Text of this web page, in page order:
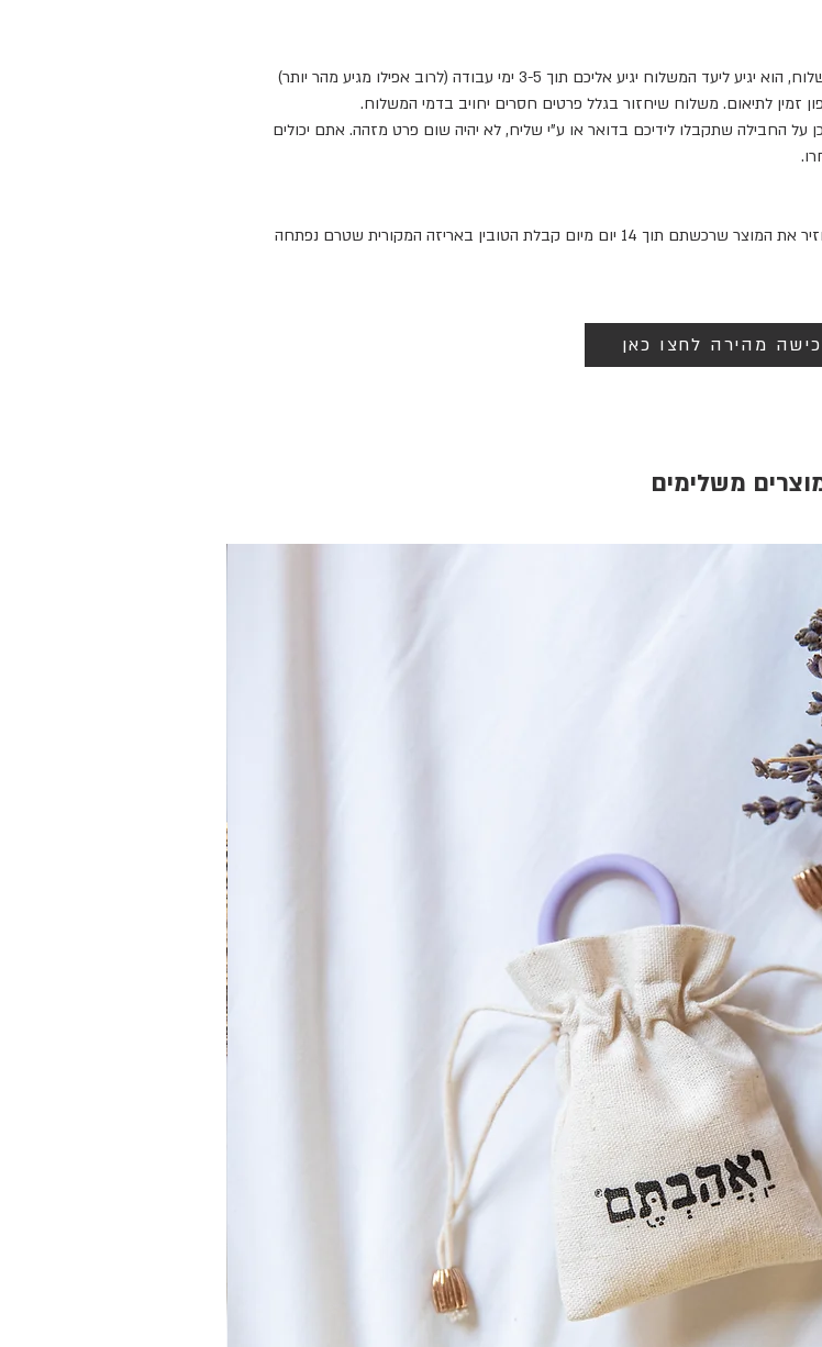
זמין לתיאום. משלוח שיחזור בגלל פרטים חסרים יחויב בדמי המשלוח.
על החבילה שתקבלו לידיכם בדואר או ע"י שליח, לא יהיה שום פרט מזהה. אתם יכולים
אאם התחרטתם או מכל סיבה שהיא אינכם מרוצים, תוכלו להחזיר את המוצר שרכשתם תוך 14 יום מיום קבלת הטובין באריזה המקורית שטרם נפתחה
מהירה לחצו כאן
משלימים